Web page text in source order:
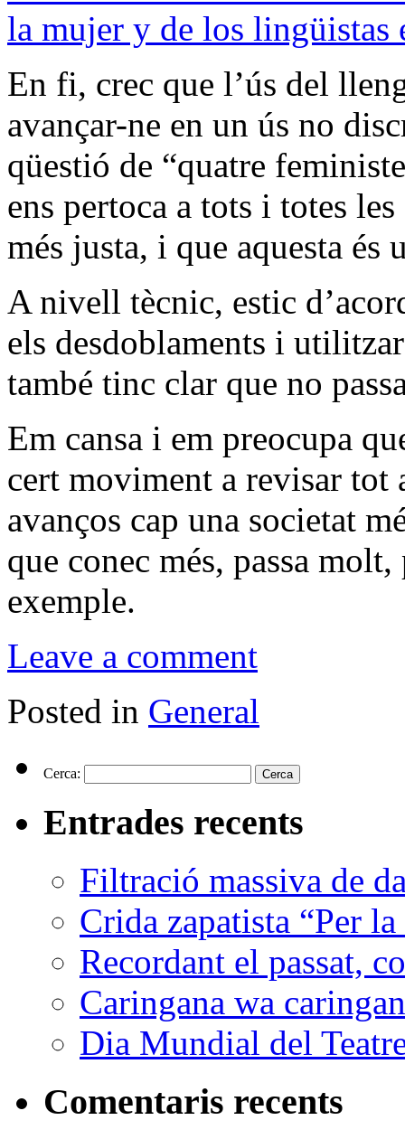
la mujer y de los lingüistas
En fi, crec que l’ús del
avançar-ne en un ús no
qüestió de “quatre
ens pertoca a tots i totes
més justa, i que aquesta és
A nivell tècnic, estic
els desdoblaments i
també tinc clar que no
Em cansa i em preocupa
cert moviment a revisar tot
avanços cap una societat
que conec més, passa
exemple.
Leave a comment
Posted in General
Cerca:
Entrades recents
Filtració massiva de
Crida zapatista “Per
Recordant el passat,
Caringana wa
Dia Mundial del
Comentaris recents